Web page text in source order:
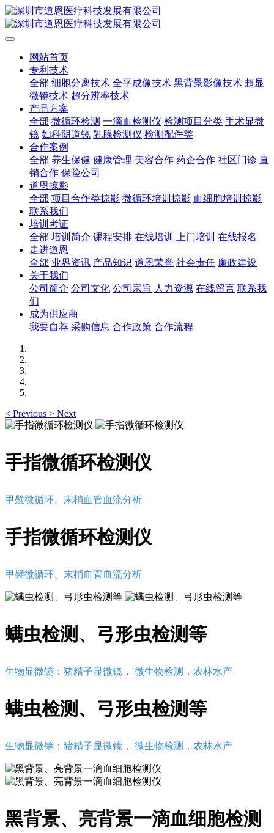
网站首页
专利技术
全部 细胞分离技术 全平成像技术 黑背景影像技术 超显
微镜技术 超分辨率技术
产品方案
全部 微循环检测 一滴血检测仪 检测项目分类 手术显微
镜 妇科阴道镜 乳腺检测仪 检测配件类
合作案例
全部 养生保健 健康管理 美容合作 药企合作 社区门诊 直
销合作 保险公司
道恩掠影
全部 项目合作类掠影 微循环培训掠影 血细胞培训掠影
联系我们
培训考证
全部 培训简介 课程安排 在线培训 上门培训 在线报名
走进道恩
全部 业界资讯 产品知识 道恩荣誉 社会责任 廉政建设
关于我们
公司简介 公司文化 公司宗旨 人力资源 在线留言 联系我
们
成为供应商
我要自荐 采购信息 合作政策 合作流程
< Previous > Next
手指微循环检测仪
甲襞微循环、末梢血管血流分析
手指微循环检测仪
甲襞微循环、末梢血管血流分析
螨虫检测、弓形虫检测等
生物显微镜：猪精子显微镜， 微生物检测，农林水产
螨虫检测、弓形虫检测等
生物显微镜：猪精子显微镜， 微生物检测，农林水产
黑背景、亮背景一滴血细胞检测